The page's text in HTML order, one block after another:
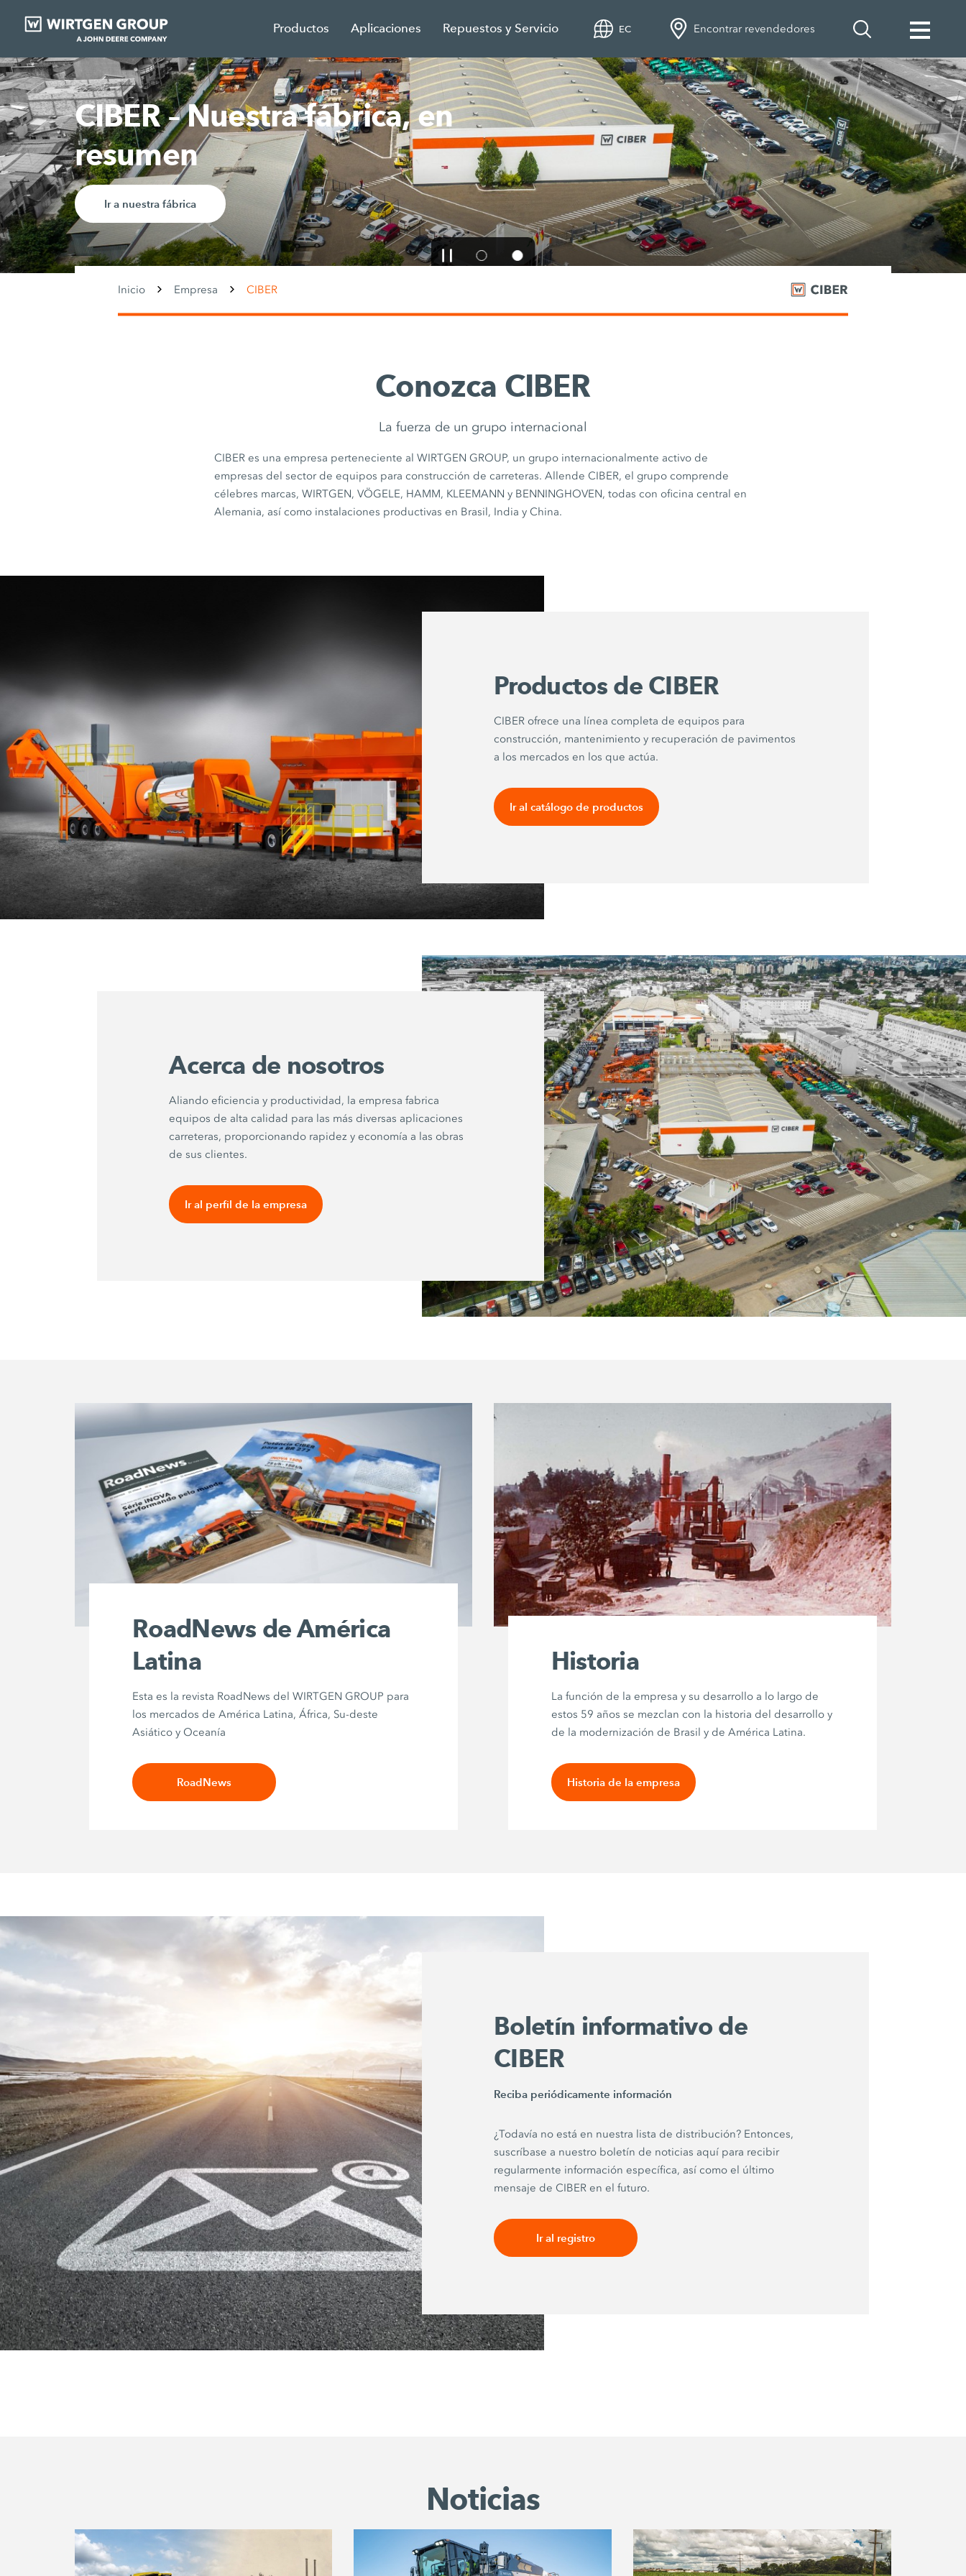
Productos Aplicaciones Repuestos y Servicio EC Encontrar revendedores
CIBER – Nuestra fábrica, en
resumen
Ir a nuestra fábrica
Inicio Empresa CIBER
Conozca CIBER
La fuerza de un grupo internacional
CIBER es una empresa perteneciente al WIRTGEN GROUP, un grupo internacionalmente activo de
empresas del sector de equipos para construcción de carreteras. Allende CIBER, el grupo comprende
célebres marcas, WIRTGEN, VÖGELE, HAMM, KLEEMANN y BENNINGHOVEN, todas con oficina central en
Alemania, así como instalaciones productivas en Brasil, India y China.
Productos de CIBER
CIBER ofrece una línea completa de equipos para
construcción, mantenimiento y recuperación de pavimentos
a los mercados en los que actúa.
Ir al catálogo de productos
Acerca de nosotros
Aliando eficiencia y productividad, la empresa fabrica
equipos de alta calidad para las más diversas aplicaciones
carreteras, proporcionando rapidez y economía a las obras
de sus clientes.
Ir al perfil de la empresa
RoadNews de América
Latina
Esta es la revista RoadNews del WIRTGEN GROUP para
los mercados de América Latina, África, Su-deste
Asiático y Oceanía
RoadNews
Historia
La función de la empresa y su desarrollo a lo largo de
estos 59 años se mezclan con la historia del desarrollo y
de la modernización de Brasil y de América Latina.
Historia de la empresa
Boletín informativo de
CIBER
Reciba periódicamente información
¿Todavía no está en nuestra lista de distribución? Entonces,
suscríbase a nuestro boletín de noticias aquí para recibir
regularmente información específica, así como el último
mensaje de CIBER en el futuro.
Ir al registro
Noticias